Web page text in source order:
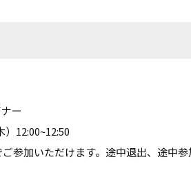
ー
12:00~12:50
参加いただけます。途中退出、途中参